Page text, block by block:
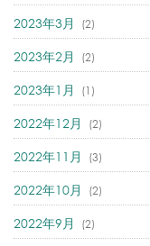
2023年3月 (2)
2023年2月 (2)
2023年1月 (1)
2022年12月 (2)
2022年11月 (3)
2022年10月 (2)
2022年9月 (2)